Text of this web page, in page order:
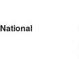
National